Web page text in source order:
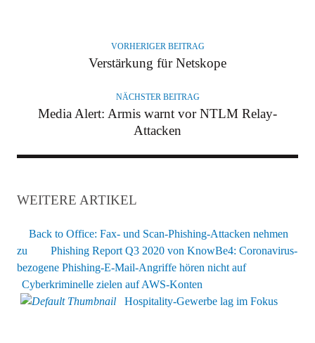
VORHERIGER BEITRAG
Verstärkung für Netskope
NÄCHSTER BEITRAG
Media Alert: Armis warnt vor NTLM Relay-
Attacken
WEITERE ARTIKEL
Back to Office: Fax- und Scan-Phishing-Attacken nehmen
zu
Phishing Report Q3 2020 von KnowBe4: Coronavirus-
bezogene Phishing-E-Mail-Angriffe hören nicht auf
Cyberkriminelle zielen auf AWS-Konten
Hospitality-Gewerbe lag im Fokus